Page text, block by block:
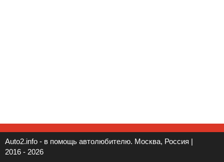
Auto2.info - в помощь автолюбителю. Москва, Россия |
2016 - 2026